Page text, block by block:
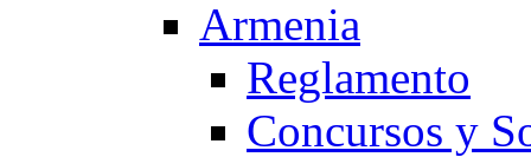
Armenia
Reglamento
Concursos y